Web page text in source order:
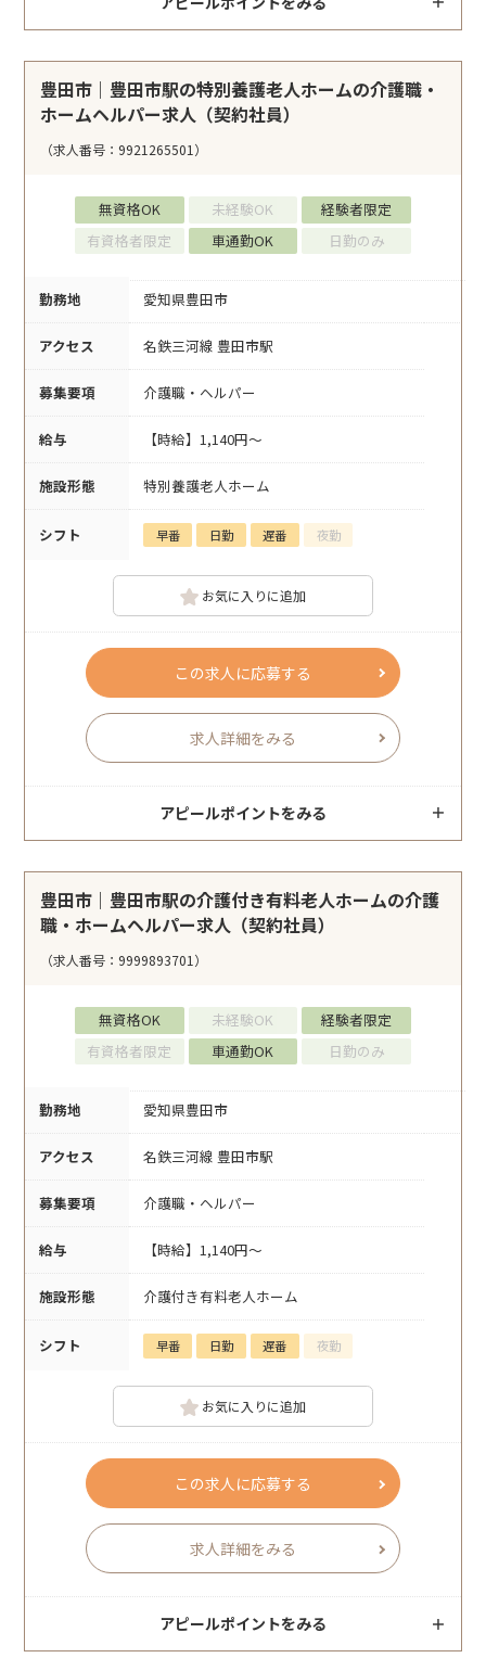
豊田市｜豊田市駅の特別養護老人ホームの介護職・
ホームヘルパー求人（契約社員）
（求人番号：9921265501）
無資格OK 未経験OK
経験者限定
有資格者限定
車通勤OK 日勤のみ
勤務地 愛知県豊田市
アクセス 名鉄三河線 豊田市駅
募集要項 介護職・ヘルパー
給与 【時給】1,140円～
施設形態 特別養護老人ホーム
シフト 早番 日勤 遅番 夜勤
お気に入りに追加
この求人に応募する
求人詳細をみる
アピールポイントをみる
豊田市｜豊田市駅の介護付き有料老人ホームの介護
職・ホームヘルパー求人（契約社員）
（求人番号：9999893701）
無資格OK 未経験OK
経験者限定
有資格者限定
車通勤OK 日勤のみ
勤務地 愛知県豊田市
アクセス 名鉄三河線 豊田市駅
募集要項 介護職・ヘルパー
給与 【時給】1,140円～
施設形態 介護付き有料老人ホーム
シフト 早番 日勤 遅番 夜勤
お気に入りに追加
この求人に応募する
求人詳細をみる
アピールポイントをみる